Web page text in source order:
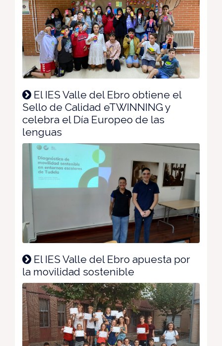
El IES Valle del Ebro obtiene el
Sello de Calidad eTWINNING y
celebra el Día Europeo de las
lenguas
El IES Valle del Ebro apuesta por
la movilidad sostenible